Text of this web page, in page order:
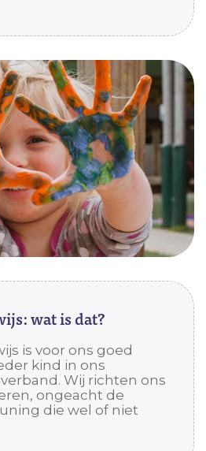
wat is dat?
is voor ons goed
kind in ons
Wij richten ons
ongeacht de
die wel of niet